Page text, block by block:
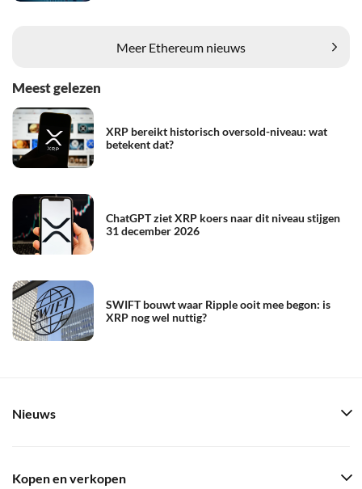
Meer Ethereum nieuws
Meest gelezen
XRP bereikt historisch oversold-niveau: wat
betekent dat?
ChatGPT ziet XRP koers naar dit niveau stijgen
31 december 2026
SWIFT bouwt waar Ripple ooit mee begon: is
XRP nog wel nuttig?
Nieuws
Kopen en verkopen